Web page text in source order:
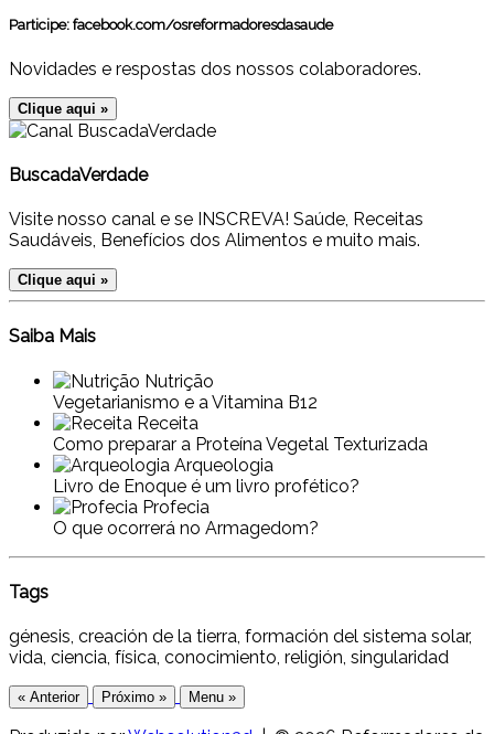
Participe: facebook.com/osreformadoresdasaude
Novidades e respostas dos nossos colaboradores.
Clique aqui »
BuscadaVerdade
Visite nosso canal e se INSCREVA! Saúde, Receitas
Saudáveis, Benefícios dos Alimentos e muito mais.
Clique aqui »
Saiba Mais
Nutrição
Vegetarianismo e a Vitamina B12
Receita
Como preparar a Proteína Vegetal Texturizada
Arqueologia
Livro de Enoque é um livro profético?
Profecia
O que ocorrerá no Armagedom?
Tags
génesis, creación de la tierra, formación del sistema solar,
vida, ciencia, física, conocimiento, religión, singularidad
« Anterior Próximo » Menu »